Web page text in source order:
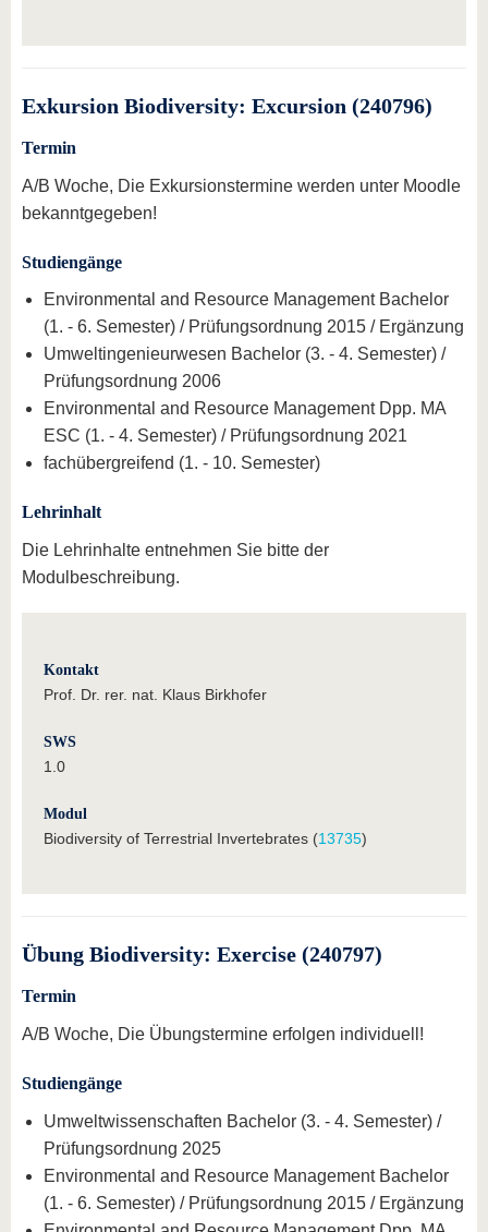
Exkursion Biodiversity: Excursion (240796)
Termin
A/B Woche, Die Exkursionstermine werden unter Moodle
bekanntgegeben!
Studiengänge
Environmental and Resource Management Bachelor
(1. - 6. Semester) / Prüfungsordnung 2015 / Ergänzung
Umweltingenieurwesen Bachelor (3. - 4. Semester) /
Prüfungsordnung 2006
Environmental and Resource Management Dpp. MA
ESC (1. - 4. Semester) / Prüfungsordnung 2021
fachübergreifend (1. - 10. Semester)
Lehrinhalt
Die Lehrinhalte entnehmen Sie bitte der
Modulbeschreibung.
Kontakt
Prof. Dr. rer. nat. Klaus Birkhofer
SWS
1.0
Modul
Biodiversity of Terrestrial Invertebrates (13735)
Übung Biodiversity: Exercise (240797)
Termin
A/B Woche, Die Übungstermine erfolgen individuell!
Studiengänge
Umweltwissenschaften Bachelor (3. - 4. Semester) /
Prüfungsordnung 2025
Environmental and Resource Management Bachelor
(1. - 6. Semester) / Prüfungsordnung 2015 / Ergänzung